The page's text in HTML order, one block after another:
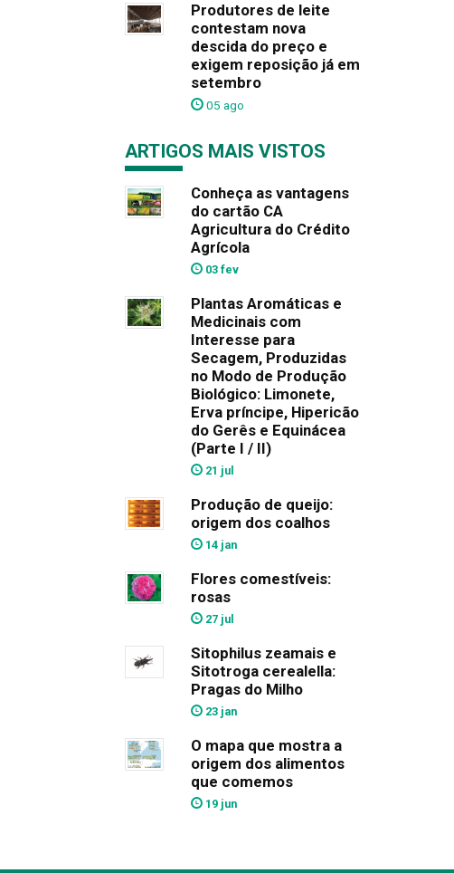
Produtores de leite
contestam nova
descida do preço e
exigem reposição já em
setembro
05 ago
ARTIGOS MAIS VISTOS
Conheça as vantagens
do cartão CA
Agricultura do Crédito
Agrícola
03 fev
Plantas Aromáticas e
Medicinais com
Interesse para
Secagem, Produzidas
no Modo de Produção
Biológico: Limonete,
Erva príncipe, Hipericão
do Gerês e Equinácea
(Parte I / II)
21 jul
Produção de queijo:
origem dos coalhos
14 jan
Flores comestíveis:
rosas
27 jul
Sitophilus zeamais e
Sitotroga cerealella:
Pragas do Milho
23 jan
O mapa que mostra a
origem dos alimentos
que comemos
19 jun